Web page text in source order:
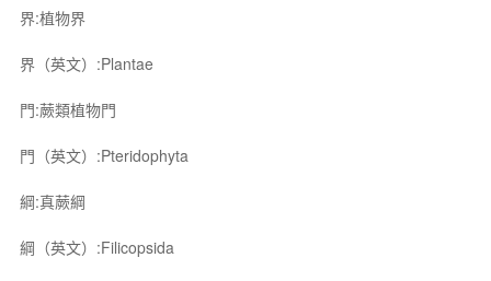
界:植物界
界（英文）:Plantae
門:蕨類植物門
門（英文）:Pteridophyta
綱:真蕨綱
綱（英文）:Filicopsida